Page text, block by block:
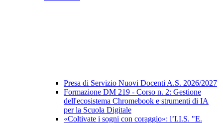
Presa di Servizio Nuovi Docenti A.S. 2026/2027
Formazione DM 219 - Corso n. 2: Gestione
dell'ecosistema Chromebook e strumenti di IA
per la Scuola Digitale
«Coltivate i sogni con coraggio»: l’I.I.S. "E.